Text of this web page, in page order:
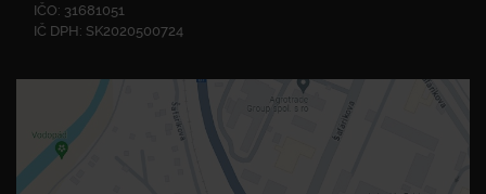
IČO: 31681051
IČ DPH: SK2020500724